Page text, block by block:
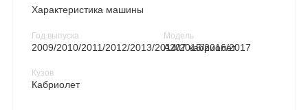
Характеристика машины
Год выпуска
2009/2010/2011/2012/2013/2014/2015/2016/2017
Кузов
Кабриолет
Модель
A207 кабриолет